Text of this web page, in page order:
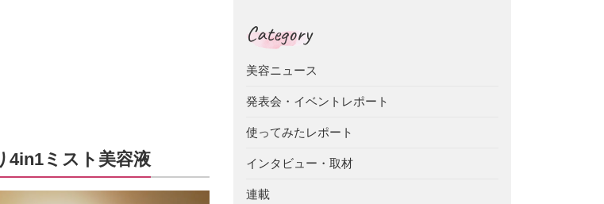
4in1ミスト美容液
Category
美容ニュース
発表会・イベントレポート
使ってみたレポート
インタビュー・取材
連載